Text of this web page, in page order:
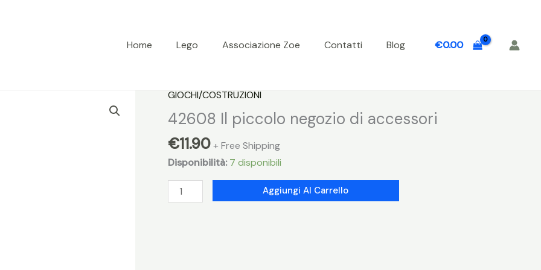
Home Lego Associazione Zoe Contatti Blog €0.00
GIOCHI/COSTRUZIONI
42608 Il piccolo negozio di accessori
€11.90 + Free Shipping
Disponibilità: 7 disponibili
42608
Il
Aggiungi Al Carrello